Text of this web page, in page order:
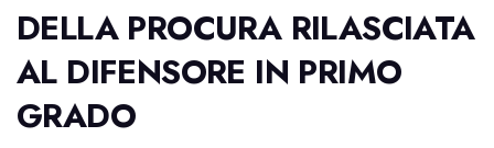
DELLA PROCURA RILASCIATA
AL DIFENSORE IN PRIMO
GRADO